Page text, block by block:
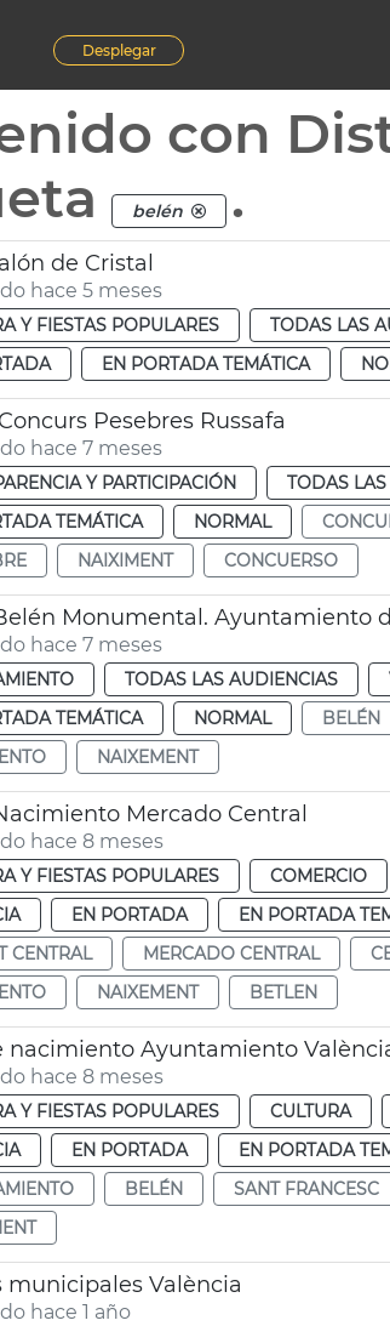
Desplegar
con
belén .
de Cristal
hace 5 meses
Y FIESTAS POPULARES TODAS LAS
EN PORTADA TEMÁTICA
Pesebres Russafa
hace 7 meses
Y PARTICIPACIÓN TODAS
TEMÁTICA
NORMAL
NAIXIMENT CONCUERSO
Monumental. Ayuntamiento
hace 7 meses
TODAS LAS AUDIENCIAS
TEMÁTICA
NORMAL BELÉN
NAIXEMENT
Mercado Central
hace 8 meses
Y FIESTAS POPULARES COMERCIO
EN PORTADA EN PORTADA
CENTRAL
MERCADO CENTRAL
NAIXEMENT BETLEN
nacimiento Ayuntamiento
hace 8 meses
Y FIESTAS POPULARES CULTURA
EN PORTADA EN PORTADA
BELÉN SANT FRANCESC
municipales València
hace 1 año